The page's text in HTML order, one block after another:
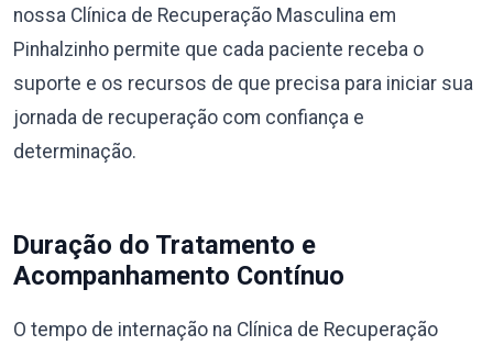
nossa Clínica de Recuperação Masculina em
Pinhalzinho permite que cada paciente receba o
suporte e os recursos de que precisa para iniciar sua
jornada de recuperação com confiança e
determinação.
Duração do Tratamento e
Acompanhamento Contínuo
O tempo de internação na Clínica de Recuperação